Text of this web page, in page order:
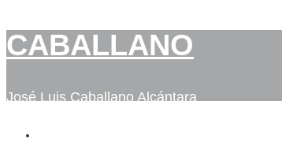
CABALLANO
José Luis Caballano Alcántara